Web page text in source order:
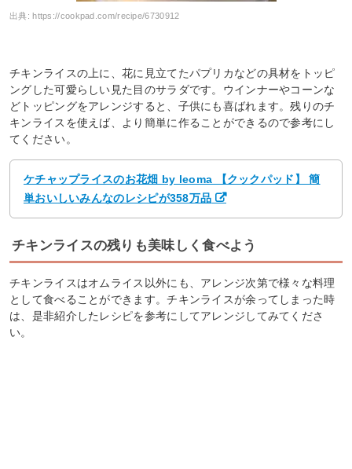
出典:https://cookpad.com/recipe/6730912
チキンライスの上に、花に見立てたパプリカなどの具材をトッピ
ングした可愛らしい見た目のサラダです。ウインナーやコーンな
どトッピングをアレンジすると、子供にも喜ばれます。残りのチ
キンライスを使えば、より簡単に作ることができるので参考にし
てください。
ケチャップライスのお花畑 by leoma 【クックパッド】 簡
単おいしいみんなのレシピが358万品
チキンライスの残りも美味しく食べよう
チキンライスはオムライス以外にも、アレンジ次第で様々な料理
として食べることができます。チキンライスが余ってしまった時
は、是非紹介したレシピを参考にしてアレンジしてみてくださ
い。